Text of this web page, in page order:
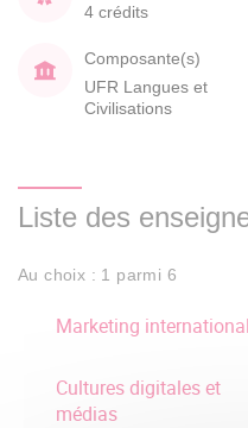
4 crédits
Composante(s)
UFR Langues et
Civilisations
Liste des
Au choix : 1 parmi 6
Marketing international
Cultures digitales et
médias